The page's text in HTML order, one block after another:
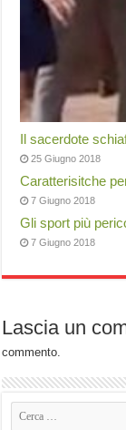
Il sacerdote
25 Giugno 2018
Caratterisitche
7 Giugno 2018
Gli sport più
7 Giugno 2018
Lascia un
commento.